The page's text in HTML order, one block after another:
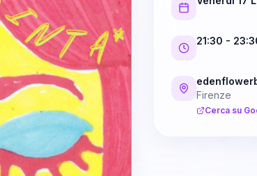
21:30 -
Firenze
Cerca su